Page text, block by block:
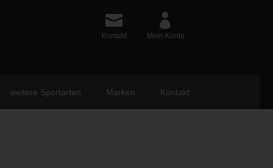
Kontakt Mein Konto
weitere Sportarten Marken Kontakt